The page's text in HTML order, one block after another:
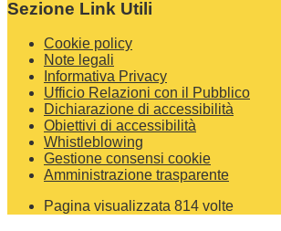
Sezione Link Utili
Cookie policy
Note legali
Informativa Privacy
Ufficio Relazioni con il Pubblico
Dichiarazione di accessibilità
Obiettivi di accessibilità
Whistleblowing
Gestione consensi cookie
Amministrazione trasparente
Pagina visualizzata 814 volte